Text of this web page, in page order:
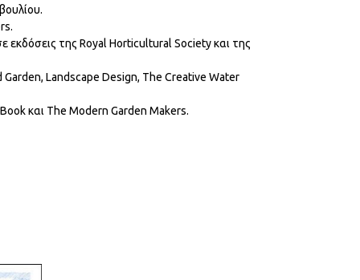
εκδόσεις της Royal Horticultural Society και της
Landscape Design, The Creative Water
και The Modern Garden Makers.